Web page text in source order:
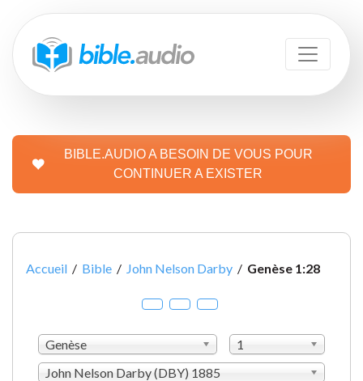
BIBLE.AUDIO A BESOIN DE VOUS POUR
CONTINUER A EXISTER
Accueil / Bible / John Nelson Darby / Genèse 1:28
Genèse
1
John Nelson Darby (DBY) 1885